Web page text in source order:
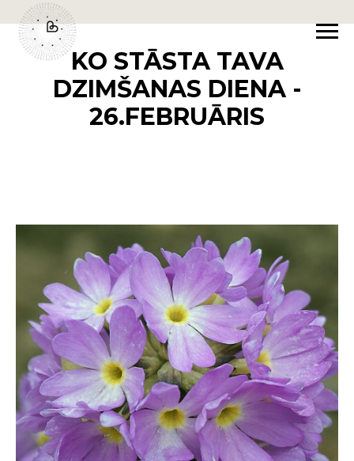
KO STĀSTA TAVA
DZIMŠANAS DIENA -
26.FEBRUĀRIS